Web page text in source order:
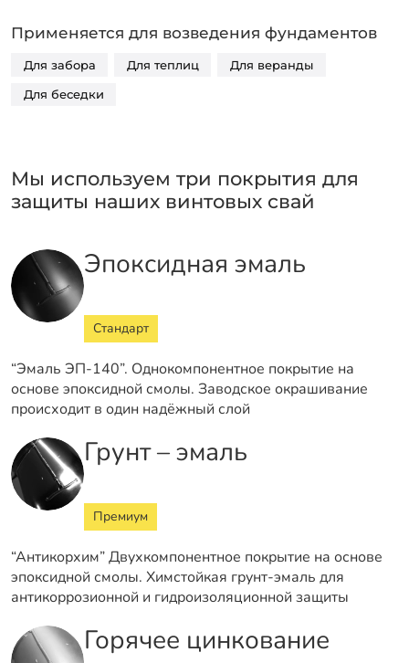
Применяется для возведения фундаментов
Для забора Для теплиц Для веранды
Для беседки
Мы используем три покрытия для
защиты наших винтовых свай
Эпоксидная эмаль
Стандарт
“Эмаль ЭП-140”. Однокомпонентное покрытие на
основе эпоксидной смолы. Заводское окрашивание
происходит в один надёжный слой
Грунт – эмаль
Премиум
“Антикорхим” Двухкомпонентное покрытие на основе
эпоксидной смолы. Химстойкая грунт-эмаль для
антикоррозионной и гидроизоляционной защиты
Горячее цинкование